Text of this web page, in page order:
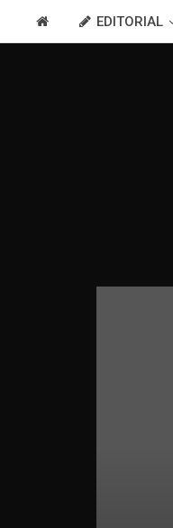
EDITORIAL